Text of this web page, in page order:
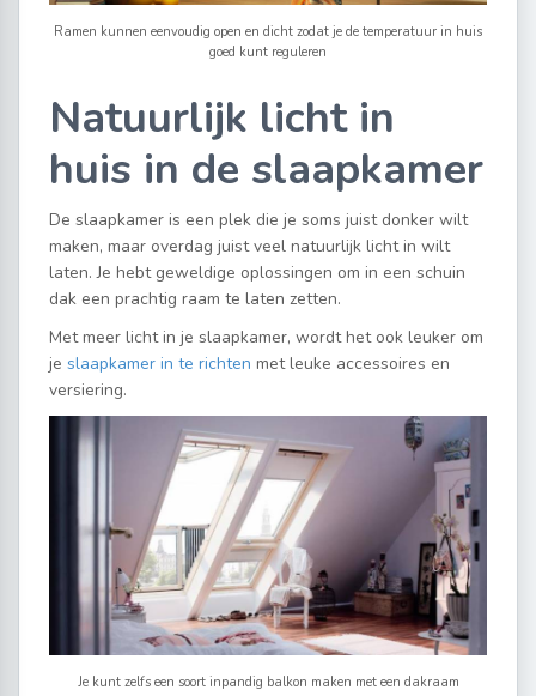
Ramen kunnen eenvoudig open en dicht zodat je de temperatuur in huis
goed kunt reguleren
Natuurlijk licht in
huis in de slaapkamer
De slaapkamer is een plek die je soms juist donker wilt
maken, maar overdag juist veel natuurlijk licht in wilt
laten. Je hebt geweldige oplossingen om in een schuin
dak een prachtig raam te laten zetten.
Met meer licht in je slaapkamer, wordt het ook leuker om
je slaapkamer in te richten met leuke accessoires en
versiering.
Je kunt zelfs een soort inpandig balkon maken met een dakraam